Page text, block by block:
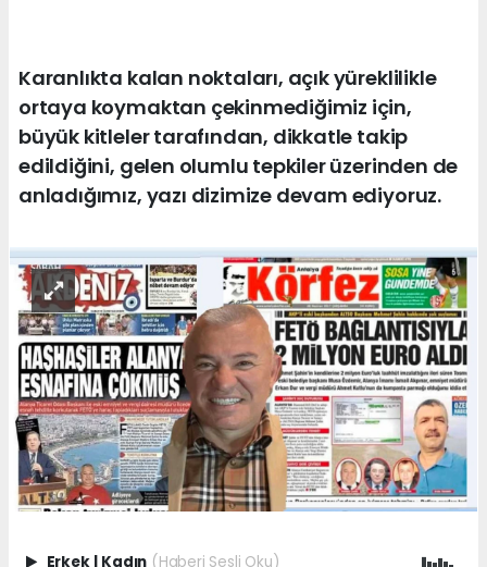
Karanlıkta kalan noktaları, açık yüreklilikle
ortaya koymaktan çekinmediğimiz için,
büyük kitleler tarafından, dikkatle takip
edildiğini, gelen olumlu tepkiler üzerinden de
anladığımız, yazı dizimize devam ediyoruz.
Erkek | Kadın (Haberi Sesli Oku)